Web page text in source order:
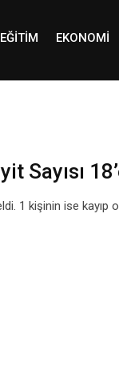
EĞITIM EKONOMI
Sayısı
1 kişinin ise kayıp